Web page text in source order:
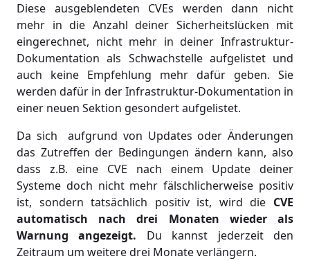
Diese ausgeblendeten CVEs werden dann nicht
mehr in die Anzahl deiner Sicherheitslücken mit
eingerechnet, nicht mehr in deiner Infrastruktur-
Dokumentation als Schwachstelle aufgelistet und
auch keine Empfehlung mehr dafür geben. Sie
werden dafür in der Infrastruktur-Dokumentation in
einer neuen Sektion gesondert aufgelistet.
Da sich aufgrund von Updates oder Änderungen
das Zutreffen der Bedingungen ändern kann, also
dass z.B. eine CVE nach einem Update deiner
Systeme doch nicht mehr fälschlicherweise positiv
ist, sondern tatsächlich positiv ist, wird die CVE
automatisch nach drei Monaten wieder als
Warnung angezeigt. Du kannst jederzeit den
Zeitraum um weitere drei Monate verlängern.